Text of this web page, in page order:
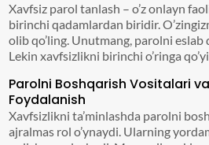
Xavfsiz parol tanlash – o’z onlayn
birinchi qadamlardan biridir.
olib qo’ling. Unutmang, parolni eslab
Lekin xavfsizlikni birinchi o’ringa
Parolni Boshqarish Vositalari
Foydalanish
Xavfsizlikni ta’minlashda parolni
ajralmas rol o’ynaydi. Ularning